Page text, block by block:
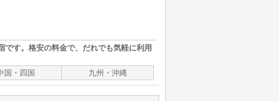
です。格安の料金で、だれでも気軽に利用
国・四国 九州・沖縄